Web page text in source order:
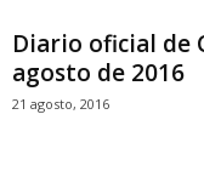
Diario oficial de
agosto de 2016
21 agosto, 2016